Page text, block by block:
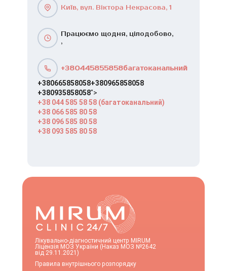
Київ, вул. Віктора Некрасова, 1
Працюємо щодня, цілодобово,
,
+380445855858багатоканальний
+380665858058+380965858058
+380935858058">
+38 044 585 58 58 (багатоканальний)
+38 066 585 80 58
+38 096 585 80 58
+38 093 585 80 58
Лікувально-діагностичний центр MIRUM
Ліцензія МОЗ України (Наказ МОЗ №2642
від 29.11.2021)
Правила внутрішнього розпорядку